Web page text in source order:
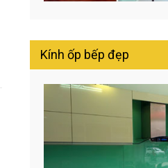
Kính ốp bếp đẹp